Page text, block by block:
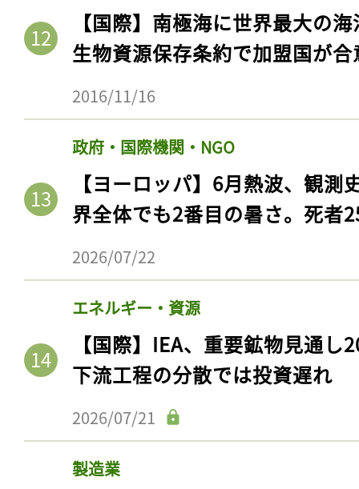
【国際】南極海に世界最大の
生物資源保存条約で加盟国が合
2016/11/16
政府・国際機関・NGO
【ヨーロッパ】6月熱波、観
界全体でも2番目の暑さ。死者
2026/07/22
エネルギー・資源
【国際】IEA、重要鉱物見通
下流工程の分散では投資遅れ
2026/07/21
製造業